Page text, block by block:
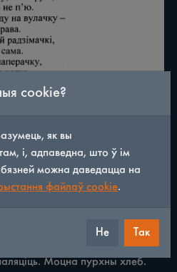
/ 352 ▶
хлеб ужо вырасшы -
то пух-пухам, хоць ты акно
Моцна пурхны хлеб.
cookie?
як вы
і, адпаведна, што ў ім
можна даведацца на
файлаў cookie.
Не Так